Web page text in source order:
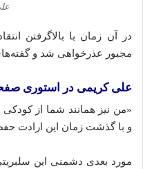
در آن زمان با بالاگرفتن
مجبور عذرخواهی شد و
علی کریمی در استوری
«من نیز همانند شما از
و با گذشت زمان این ارادت
مورد بعدی دشمنی این